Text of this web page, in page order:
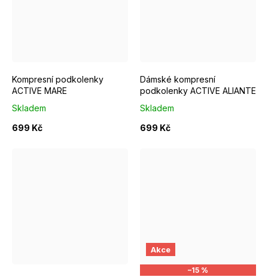
Kompresní podkolenky
ACTIVE MARE
Skladem
699 Kč
Dámské kompresní
podkolenky ACTIVE ALIANTE
Skladem
699 Kč
M/L EUR 40-42 L/XL EUR 43-46
Akce
–15 %
S/M EUR 37-39